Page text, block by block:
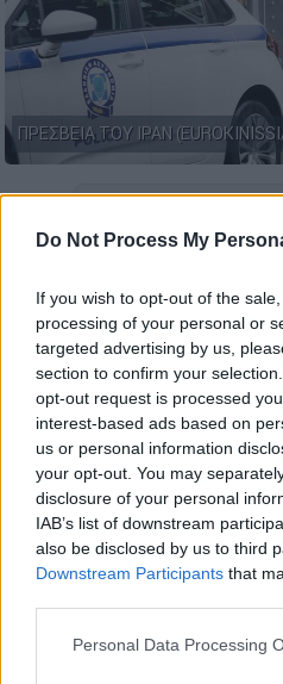
Do Not Process My
If you wish to opt-out of the
processing of your personal or
targeted advertising by us,
section to confirm your
opt-out request is processed
interest-based ads based on
us or personal information
your opt-out. You may
disclosure of your personal
IAB’s list of downstream
also be disclosed by us to third
Downstream Participants that
Please note that this website/
Personal Data Processing
ΠΡΕΣΒΕΙΑ ΤΟΥ ΙΡΑΝ
ξεκινήσει στις 6 ώρα
ΕΛ.ΑΣ. μετά τις
Μέση Ανατολήκαιτο
στην Τεχεράνηπου
παγκόσμια ανησυχία.
Σύμφωνα με
ελληνικές Αρχές
και ήδη έχουν αρχίσει
πρώτα ενισχυμένα
στοethnos.gr,οι
ετοιμότητα και